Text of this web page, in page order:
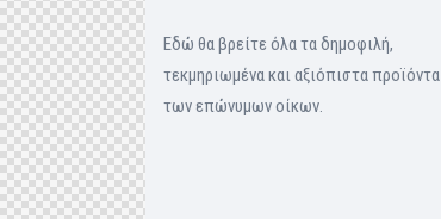
Εδώ θα βρείτε όλα τα δημοφιλή,
τεκμηριωμένα και αξιόπιστα προϊόντα
των επώνυμων οίκων.